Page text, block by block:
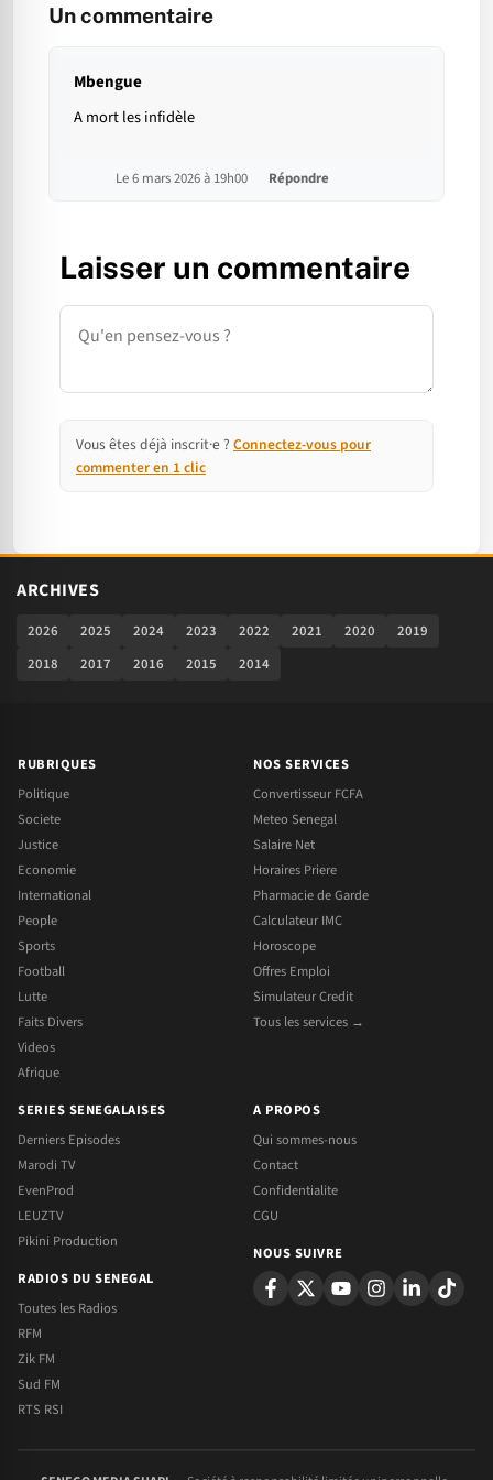
Un commentaire
Mbengue
A mort les infidèle
Le 6 mars 2026 à 19h00 Répondre
Laisser un commentaire
Commentaire
Vous êtes déjà inscrit·e ? Connectez-vous pour
commenter en 1 clic
ARCHIVES
2026 2025 2024 2023 2022 2021 2020
2019
2018
2017 2016 2015 2014
RUBRIQUES
Politique
Societe
Justice
Economie
International
People
Sports
Football
Lutte
Faits Divers
Videos
Afrique
NOS SERVICES
Convertisseur FCFA
Meteo Senegal
Salaire Net
Horaires Priere
Pharmacie de Garde
Calculateur IMC
Horoscope
Offres Emploi
Simulateur Credit
Tous les services →
SERIES SENEGALAISES
Derniers Episodes
Marodi TV
EvenProd
LEUZTV
Pikini Production
RADIOS DU SENEGAL
Toutes les Radios
RFM
Zik FM
Sud FM
RTS RSI
A PROPOS
Qui sommes-nous
Contact
Confidentialite
CGU
NOUS SUIVRE